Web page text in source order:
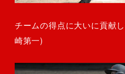
チームの得点に大いに貢献
崎第一)